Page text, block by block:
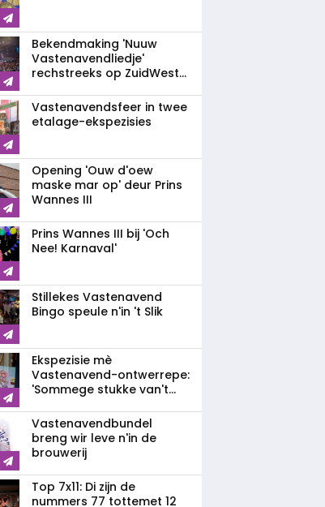
Bekendmaking 'Nuuw
Vastenavendliedje'
rechstreeks op ZuidWest...
Vastenavendsfeer in twee
etalage-ekspezisies
Opening 'Ouw d'oew
maske mar op' deur Prins
Wannes III
Prins Wannes III bij 'Och
Nee! Karnaval'
Stillekes Vastenavend
Bingo speule n'in 't Slik
Ekspezisie mè
Vastenavend-ontwerrepe:
'Sommege stukke van't...
Vastenavendbundel
breng wir leve n'in de
brouwerij
Top 7x11: Di zijn de
nummers 77 tottemet 12